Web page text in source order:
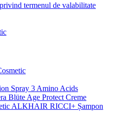
termenul de valabilitate
Spray 3 Amino Acids
Blüte Age Protect Creme
ALKHAIR RICCI+ Șampon